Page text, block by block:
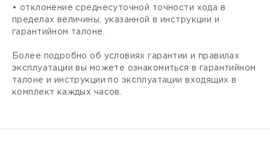
• отклонение среднесуточной точности хода в
пределах величины, указанной в инструкции и
гарантийном талоне.
Более подробно об условиях гарантии и правилах
эксплуатации вы можете ознакомиться в гарантийном
талоне и инструкции по эксплуатации входящих в
комплект каждых часов.